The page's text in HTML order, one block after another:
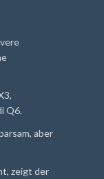
Q6.
aber
zeigt der